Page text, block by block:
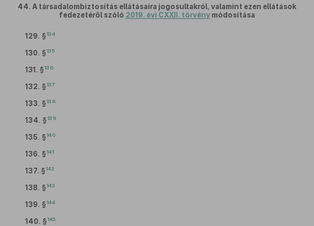
44. A társadalombiztosítás ellátásaira jogosultakról, valamint ezen ellátások
fedezetéről szóló 2019. évi CXXII. törvénymódosítása
129. § 134
130. § 135
131. § 136
132. § 137
133. § 138
134. § 139
135. § 140
136. § 141
137. § 142
138. § 143
139. § 144
140. § 145